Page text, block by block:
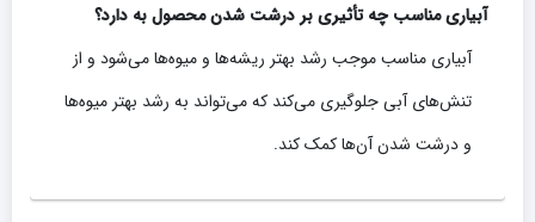
آبیاری مناسب چه تأثیری بر درشت شدن محصول به دارد؟
آبیاری مناسب موجب رشد بهتر ریشه‌ها و میوه‌ها می‌شود و از
تنش‌های آبی جلوگیری می‌کند که می‌تواند به رشد بهتر میوه‌ها
و درشت شدن آن‌ها کمک کند.